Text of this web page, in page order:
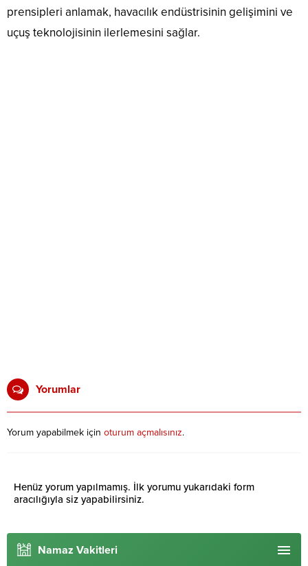
prensipleri anlamak, havacılık endüstrisinin gelişimini ve
uçuş teknolojisinin ilerlemesini sağlar.
Yorumlar
Yorum yapabilmek için oturum açmalısınız.
Henüz yorum yapılmamış. İlk yorumu yukarıdaki form
aracılığıyla siz yapabilirsiniz.
Namaz Vakitleri